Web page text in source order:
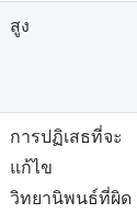
สูง
การปฏิเสธที่จะ
แก้ไข
วิทยานิพนธ์ที่ผิด